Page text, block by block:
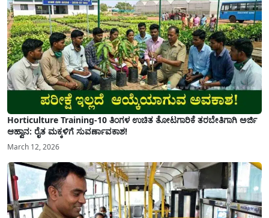
Horticulture Training-10 ತಿಂಗಳ ಉಚಿತ ತೋಟಗಾರಿಕೆ ತರಬೇತಿಗಾಗಿ ಅರ್ಜಿ
ಆಹ್ವಾನ: ರೈತ ಮಕ್ಕಳಿಗೆ ಸುವರ್ಣಾವಕಾಶ!
March 12, 2026